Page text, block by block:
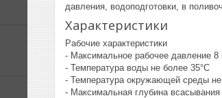
давления, водоподготовки, в
Характеристики
Рабочие характеристики
- Максимальное рабочее давление 8
- Температура воды не более 35°С
- Температура окружающей среды
- Максимальная глубина